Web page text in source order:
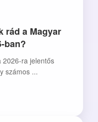
rád a Magyar
ban?
2026-ra jelentős
számos ...